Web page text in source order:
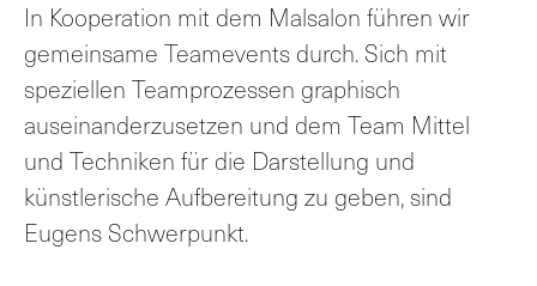
In Kooperation mit dem Malsalon führen wir
gemeinsame Teamevents durch. Sich mit
speziellen Teamprozessen graphisch
auseinanderzusetzen und dem Team Mittel
und Techniken für die Darstellung und
künstlerische Aufbereitung zu geben, sind
Eugens Schwerpunkt.